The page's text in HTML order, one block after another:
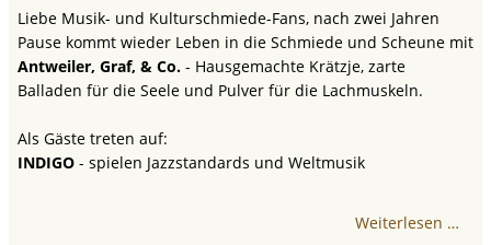
Liebe Musik- und Kulturschmiede-Fans, nach zwei Jahren
Pause kommt wieder Leben in die Schmiede und Scheune mit
Antweiler, Graf, & Co. - Hausgemachte Krätzje, zarte
Balladen für die Seele und Pulver für die Lachmuskeln.
Als Gäste treten auf:
INDIGO - spielen Jazzstandards und Weltmusik
Weiterlesen …